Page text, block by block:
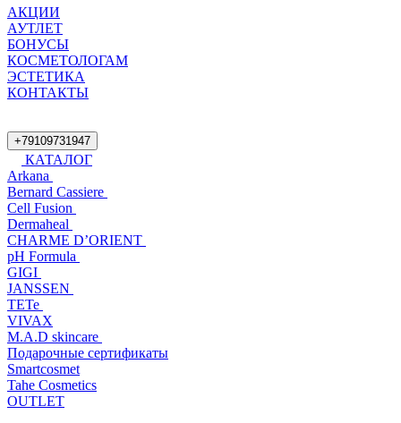
АКЦИИ
АУТЛЕТ
БОНУСЫ
КОСМЕТОЛОГАМ
ЭСТЕТИКА
КОНТАКТЫ
+79109731947
КАТАЛОГ
Arkana
Bernard Cassiere
Cell Fusion
Dermaheal
CHARME D’ORIENT
pH Formula
GIGI
JANSSEN
TETe
VIVAX
M.A.D skincare
Подарочные сертификаты
Smartcosmet
Tahe Cosmetics
OUTLET